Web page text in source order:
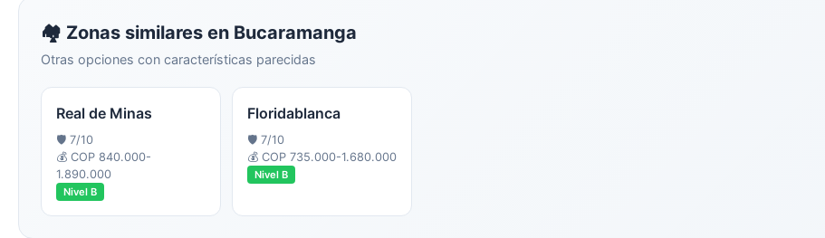
🏘️ Zonas similares en Bucaramanga
Otras opciones con características parecidas
Real de Minas
🛡️ 7/10
💰 COP 840.000-
1.890.000
Nivel B
Floridablanca
🛡️ 7/10
💰 COP 735.000-1.680.000
Nivel B